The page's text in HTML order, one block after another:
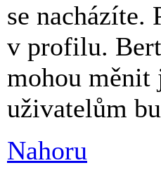
se nacházíte.
v profilu.
mohou měnit
uživatelům
Nahoru